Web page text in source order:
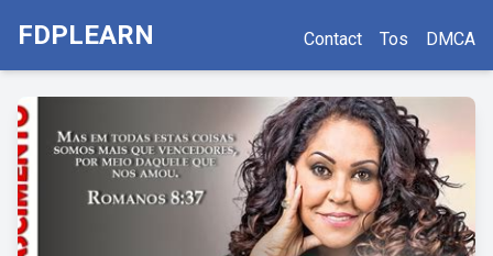
FDPLEARN Contact Tos DMCA